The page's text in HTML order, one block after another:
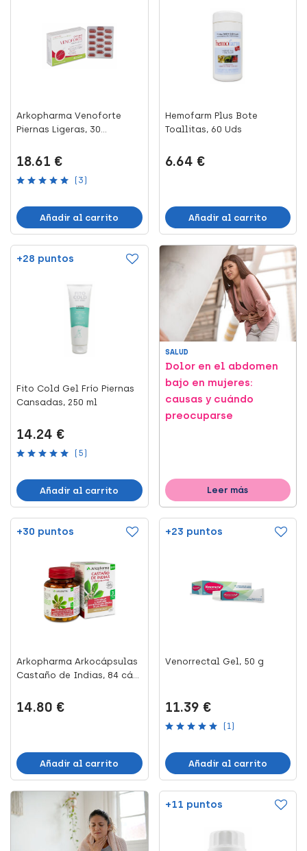
Arkopharma Venoforte
Piernas Ligeras, 30
18.61 €
(3)
Añadir al carrito
Hemofarm Plus Bote
Toallitas, 60 Uds
6.64 €
Añadir al carrito
+28 puntos
Fito Cold Gel Frío Piernas
Cansadas, 250 ml
14.24 €
(5)
Añadir al carrito
SALUD
Dolor en el abdomen
bajo en mujeres:
causas y cuándo
preocuparse
Leer más
+30 puntos
Arkopharma Arkocápsulas
Castaño de Indias, 84 cá...
14.80 €
Añadir al carrito
+23 puntos
Venorrectal Gel, 50 g
11.39 €
(1)
Añadir al carrito
+11 puntos